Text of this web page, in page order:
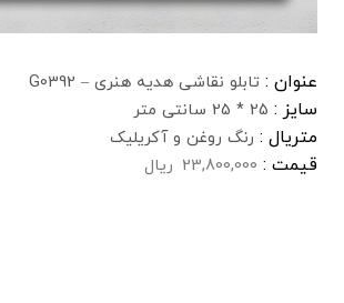
عنوان : تابلو نقاشی هدیه هنری – G0392
سایز : 25 * 25 سانتی متر
متریال : رنگ روغن و آکریلیک
قیمت : 23,800,000 ریال